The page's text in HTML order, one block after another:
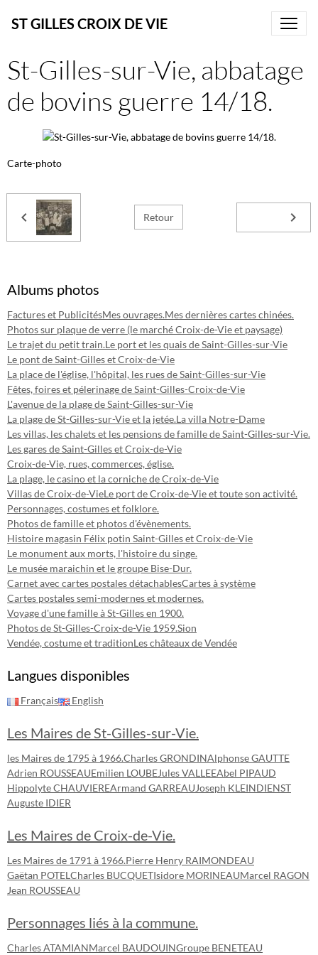
ST GILLES CROIX DE VIE
St-Gilles-sur-Vie, abbatage
de bovins guerre 14/18.
Carte-photo
Retour
Albums photos
Factures et PublicitésMes ouvrages.Mes dernières cartes chinées.
Photos sur plaque de verre (le marché Croix-de-Vie et paysage)
Le trajet du petit train.Le port et les quais de Saint-Gilles-sur-Vie
Le pont de Saint-Gilles et Croix-de-Vie
La place de l'église, l'hôpital, les rues de Saint-Gilles-sur-Vie
Fêtes, foires et pélerinage de Saint-Gilles-Croix-de-Vie
L'avenue de la plage de Saint-Gilles-sur-Vie
La plage de St-Gilles-sur-Vie et la jetée.La villa Notre-Dame
Les villas, les chalets et les pensions de famille de Saint-Gilles-sur-Vie.
Les gares de Saint-Gilles et Croix-de-Vie
Croix-de-Vie, rues, commerces, église.
La plage, le casino et la corniche de Croix-de-Vie
Villas de Croix-de-VieLe port de Croix-de-Vie et toute son activité.
Personnages, costumes et folklore.
Photos de famille et photos d'évènements.
Histoire magasin Félix potin Saint-Gilles et Croix-de-Vie
Le monument aux morts, l'histoire du singe.
Le musée maraichin et le groupe Bise-Dur.
Carnet avec cartes postales détachablesCartes à système
Cartes postales semi-modernes et modernes.
Voyage d'une famille à St-Gilles en 1900.
Photos de St-Gilles-Croix-de-Vie 1959.Sion
Vendée, costume et traditionLes châteaux de Vendée
Langues disponibles
Français English
Les Maires de St-Gilles-sur-Vie.
les Maires de 1795 à 1966.Charles GRONDINAlphonse GAUTTE
Adrien ROUSSEAUEmilien LOUBEJules VALLEEAbel PIPAUD
Hippolyte CHAUVIEREArmand GARREAUJoseph KLEINDIENST
Auguste IDIER
Les Maires de Croix-de-Vie.
Les Maires de 1791 à 1966.Pierre Henry RAIMONDEAU
Gaëtan POTEL Charles BUCQUETIsidore MORINEAUMarcel RAGON
Jean ROUSSEAU
Personnages liés à la commune.
Charles ATAMIANMarcel BAUDOUINGroupe BENETEAU